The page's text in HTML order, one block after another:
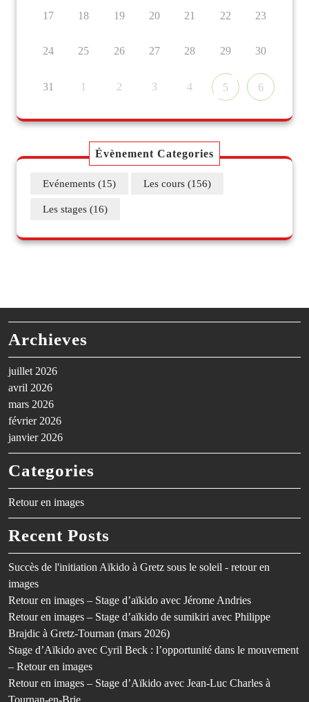
17 18 19 20 21 22 23
24 25 26 27 28 29 30
31 1 2 3 4 5 6
Évènement Categories
Evénements (15) Les cours (156)
Les stages (16)
Archieves
juillet 2026
avril 2026
mars 2026
février 2026
janvier 2026
Categories
Retour en images
Recent Posts
Succès de l'initiation Aïkido à Gretz sous le soleil - retour en
images
Retour en images – Stage d’aïkido avec Jérome Andries
Retour en images – Stage d’aïkido de sumikiri avec Philippe
Brajdic à Gretz-Tournan (mars 2026)
Stage d’Aïkido avec Cyril Beck : l’opportunité dans le mouvement
– Retour en images
Retour en images – Stage d’Aïkido avec Jean-Luc Charles à
Tournan-en-Brie